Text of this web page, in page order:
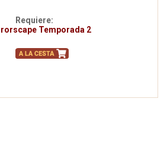
Requiere:
Temporada 2